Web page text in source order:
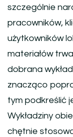
szczególnie
pracowników,
użytkowników
materiałów
dobrana
znacząco
tym podkreślić
Wykładziny
chętnie